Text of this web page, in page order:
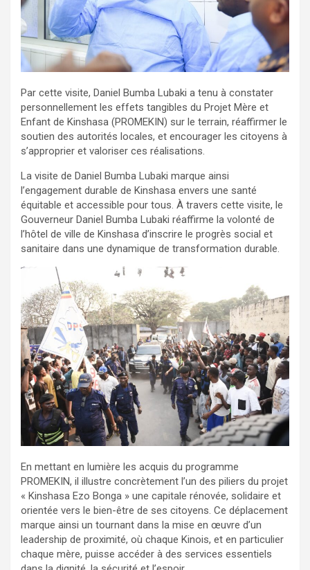
Par cette visite, Daniel Bumba Lubaki a tenu à constater
personnellement les effets tangibles du Projet Mère et
Enfant de Kinshasa (PROMEKIN) sur le terrain, réaffirmer le
soutien des autorités locales, et encourager les citoyens à
s’approprier et valoriser ces réalisations.
La visite de Daniel Bumba Lubaki marque ainsi
l’engagement durable de Kinshasa envers une santé
équitable et accessible pour tous. À travers cette visite, le
Gouverneur Daniel Bumba Lubaki réaffirme la volonté de
l’hôtel de ville de Kinshasa d’inscrire le progrès social et
sanitaire dans une dynamique de transformation durable.
En mettant en lumière les acquis du programme
PROMEKIN, il illustre concrètement l’un des piliers du projet
« Kinshasa Ezo Bonga » une capitale rénovée, solidaire et
orientée vers le bien-être de ses citoyens. Ce déplacement
marque ainsi un tournant dans la mise en œuvre d’un
leadership de proximité, où chaque Kinois, et en particulier
chaque mère, puisse accéder à des services essentiels